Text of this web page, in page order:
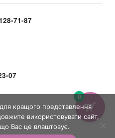
71-87
07
0
кращого представлення
використовувати сайт,
Вас це влаштовує.